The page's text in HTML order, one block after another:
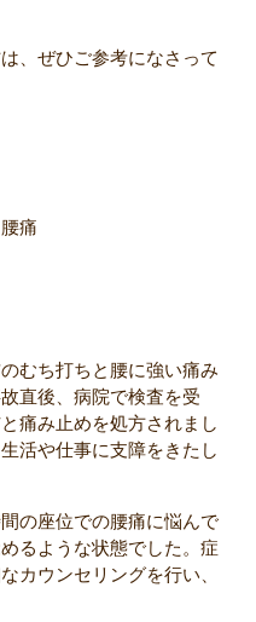
、ぜひご参考になさって
痛
むち打ちと腰に強い痛み
直後、病院で検査を受
痛み止めを処方されまし
活や仕事に支障をきたし
の座位での腰痛に悩んで
るような状態でした。症
カウンセリングを行い、